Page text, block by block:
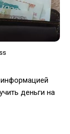
деньги на